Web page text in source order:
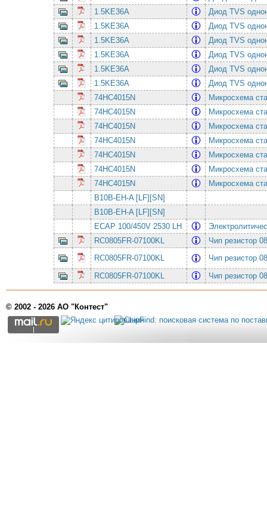
1.5KE36A
Диод TVS
1.5KE36A
Диод TVS
1.5KE36A
Диод TVS
1.5KE36A
Диод TVS
1.5KE36A
Диод TVS
1.5KE36A
Диод TVS
74HC4015N
Микросхема
74HC4015N
Микросхема
74HC4015N
Микросхема
74HC4015N
Микросхема
74HC4015N
Микросхема
74HC4015N
Микросхема
74HC4015N
Микросхема
B10B-EH-A [LF][SN]
B10B-EH-A [LF][SN]
ECAP 100/450V 2530 LH
RC0805FR-07100KL
Чип резистор
RC0805FR-07100KL
Чип резистор
RC0805FR-07100KL
Чип резистор
© 2002 - 2026 АО "Контест"